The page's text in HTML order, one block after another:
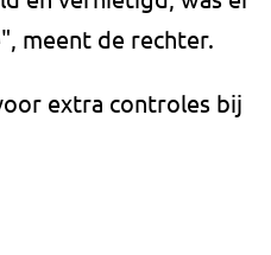
meent de rechter.
extra controles bij